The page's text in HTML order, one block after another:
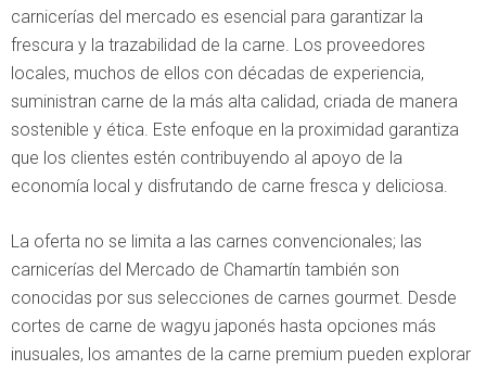
carnicerías del mercado es esencial para garantizar la
frescura y la trazabilidad de la carne. Los proveedores
locales, muchos de ellos con décadas de experiencia,
suministran carne de la más alta calidad, criada de manera
sostenible y ética. Este enfoque en la proximidad garantiza
que los clientes estén contribuyendo al apoyo de la
economía local y disfrutando de carne fresca y deliciosa.
La oferta no se limita a las carnes convencionales; las
carnicerías del Mercado de Chamartín también son
conocidas por sus selecciones de carnes gourmet. Desde
cortes de carne de wagyu japonés hasta opciones más
inusuales, los amantes de la carne premium pueden explorar